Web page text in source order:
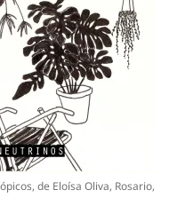
de Eloísa Oliva, Rosario,